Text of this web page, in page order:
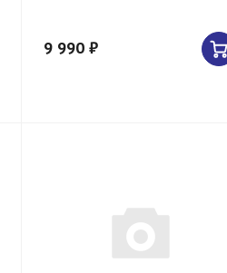
9 990 ₽